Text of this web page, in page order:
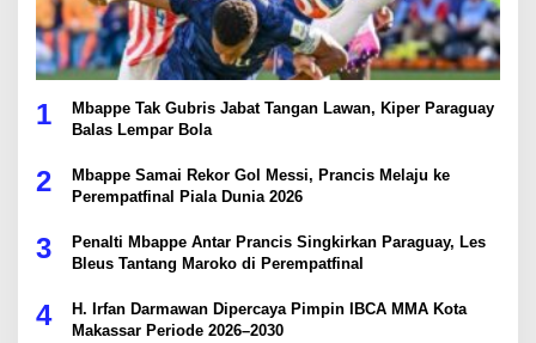
1
Mbappe Tak Gubris Jabat Tangan Lawan, Kiper Paraguay
Balas Lempar Bola
2
Mbappe Samai Rekor Gol Messi, Prancis Melaju ke
Perempatfinal Piala Dunia 2026
3
Penalti Mbappe Antar Prancis Singkirkan Paraguay, Les
Bleus Tantang Maroko di Perempatfinal
4
H. Irfan Darmawan Dipercaya Pimpin IBCA MMA Kota
Makassar Periode 2026–2030